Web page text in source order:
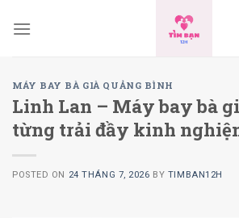
MÁY BAY BÀ GIÀ QUẢNG BÌNH
Linh Lan – Máy bay bà
từng trải đầy kinh
POSTED ON 24 THÁNG 7, 2026 BY TIMBAN12H